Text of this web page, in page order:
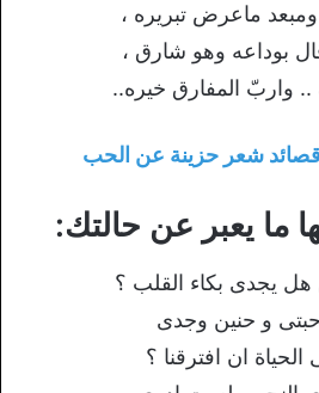
ماعرض تبريره ،
بوداعه وهو شارق ،
.. واربّ المفارق خيره..
ما يعبر عن حالتك:
يجدى بكاء القلب ؟
و حنين وجدى
ان افترقنا ؟